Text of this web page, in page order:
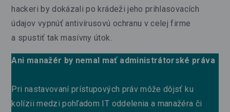
hackeri by dokázali po krádeži jeho prihlasovacích
údajov vypnúť antivírusovú ochranu v celej firme
a spustiť tak masívny útok.
Ani manažér by nemal mať administrátorské práva
Pri nastavovaní prístupových práv môže dôjsť ku
kolízii medzi pohľadom IT oddelenia a manažéra či